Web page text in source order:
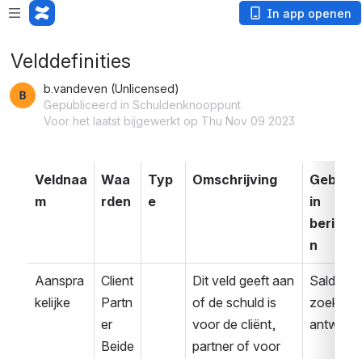
In app openen
Velddefinities
b.vandeven (Unlicensed)
Gepubliceerd in Schuldenknooppunt
Voor het laatst bijgewerkt op Thu Nov 09 2023
Veldnaa
m
Waa
rden
Typ
e
Omschrijving
in
n
Aanspra
kelijke
Client
Partn
er
Beide
Dit veld geeft aan
of de schuld is
voor de cliënt,
partner of voor
Saldover
zoek